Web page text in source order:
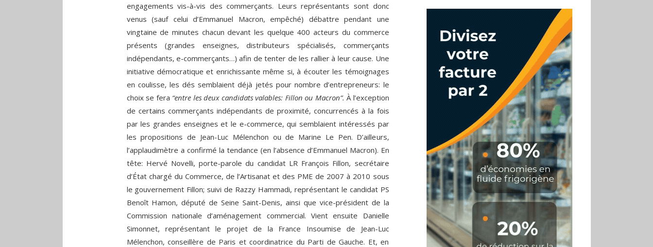
engagements vis-à-vis des commerçants. Leurs représentants sont donc
venus (sauf celui d’Emmanuel Macron, empêché) débattre pendant une
vingtaine de minutes chacun devant les quelque 400 acteurs du commerce
présents (grandes enseignes, distributeurs spécialisés, commerçants
indépendants, e-commerçants…) afin de tenter de les rallier à leur cause. Une
initiative démocratique et enrichissante même si, à écouter les témoignages
en coulisse, les dés semblaient déjà jetés pour nombre d’entrepreneurs: le
choix se fera “entre les deux candidats valables: Fillon ou Macron”. À l’exception
de certains commerçants indépendants de proximité, concurrencés à la fois
par les grandes enseignes et le e-commerce, qui semblaient intéressés par
les propositions de Jean-Luc Mélenchon ou de Marine Le Pen. D’ailleurs,
l’applaudimètre a confirmé la tendance (en l’absence d’Emmanuel Macron). En
tête: Hervé Novelli, porte-parole du candidat LR François Fillon, secrétaire
d’État chargé du Commerce, de l’Artisanat et des PME de 2007 à 2010 sous
le gouvernement Fillon; suivi de Razzy Hammadi, représentant le candidat PS
Benoît Hamon, député de Seine Saint-Denis, ainsi que vice-président de la
Commission nationale d’aménagement commercial. Vient ensuite Danielle
Simonnet, représentant le projet de la France Insoumise de Jean-Luc
Mélenchon, conseillère de Paris et coordinatrice du Parti de Gauche. Et, en